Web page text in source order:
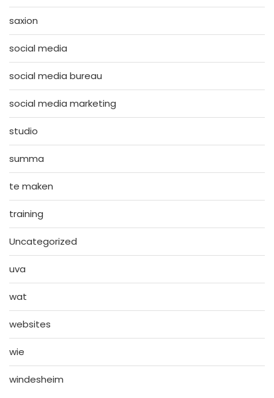
saxion
social media
social media bureau
social media marketing
studio
summa
te maken
training
Uncategorized
uva
wat
websites
wie
windesheim